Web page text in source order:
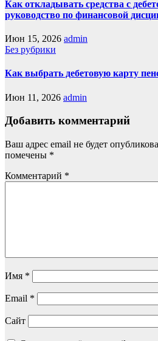
Как откладывать средства с
руководство по финансовой
Июн 15, 2026 admin
Без рубрики
Как выбрать дебетовую карту
Июн 11, 2026 admin
Добавить комментарий
Ваш адрес email не будет
помечены *
Комментарий *
Имя *
Email *
Сайт